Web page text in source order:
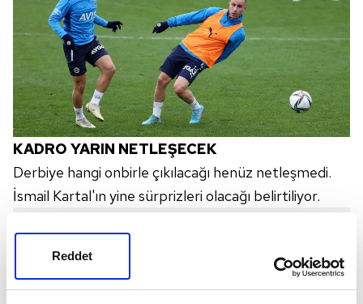
Reddet
KADRO YARIN NETLEŞECEK
Derbiye hangi onbirle çıkılacağı henüz netleşmedi.
İsmail Kartal'ın yine sürprizleri olacağı belirtiliyor.